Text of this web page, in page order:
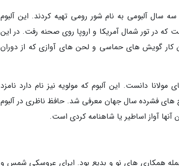
سال آلبومی به نام شور رومی تهیه کردند. این آلبوم
که در تور شمال آمریکا و اروپا روی صحنه رفت. در این
کار گویش های حماسی و لحن های آوازی که از دوران
دانست. این آلبوم که مولویه نیز نام دارد نامزد
یکی از بهترین لوح های فشرده سال جهان معرفی شد. حافظ ناظری در آلبوم
آواز اساطیر یا شاهنامه کردی است.
همکاری های نو و بدیع بود. اپرای عروسکی شمس و